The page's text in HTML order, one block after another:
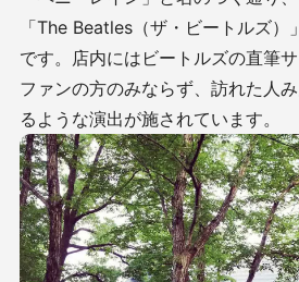
「The Beatles（ザ・ビートルズ
です。 店内にはビートルズの直筆
ファンの方のみならず、訪れた人
るような演出が施されています。